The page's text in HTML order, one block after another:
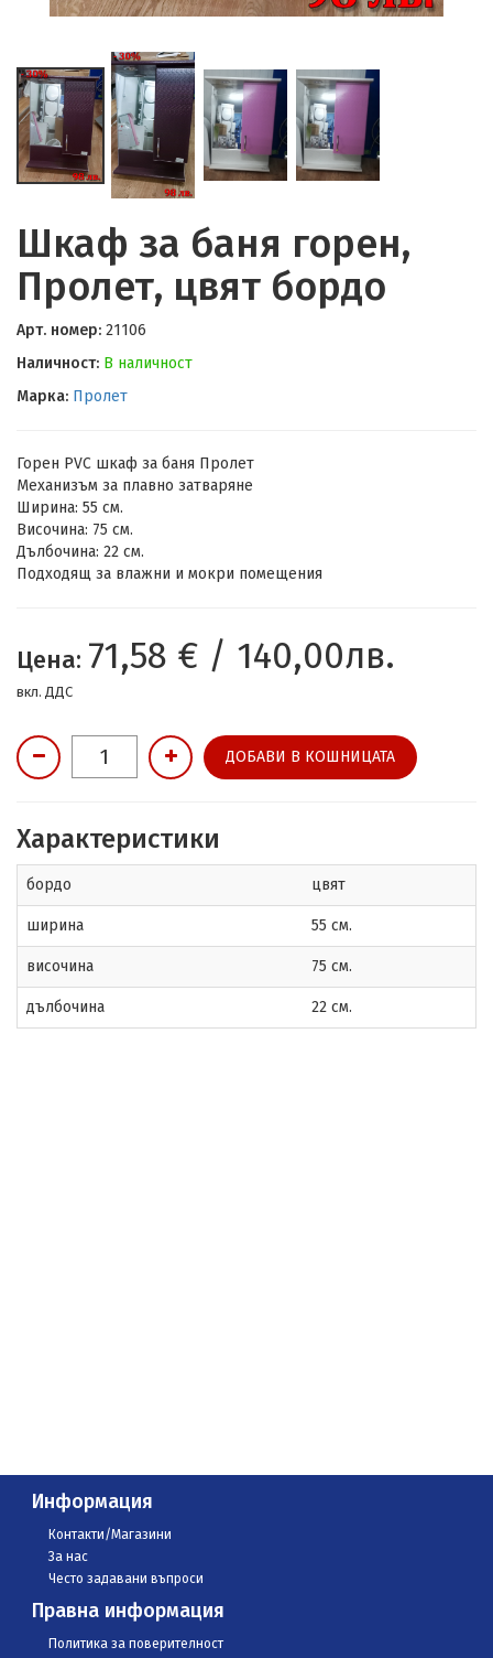
Шкаф за баня горен,
Пролет, цвят бордо
Арт. номер: 21106
Наличност: В наличност
Марка: Пролет
Горен PVC шкаф за баня Пролет
Механизъм за плавно затваряне
Ширина: 55 см.
Височина: 75 см.
Дълбочина: 22 см.
Подходящ за влажни и мокри помещения
Цена: 71,58 € / 140,00лв.
вкл. ДДС
ДОБАВИ В КОШНИЦАТА
Характеристики
бордо цвят
ширина 55 см.
височина 75 см.
дълбочина 22 см.
Информация
Контакти/Магазини
За нас
Често задавани въпроси
Правна информация
Политика за поверителност